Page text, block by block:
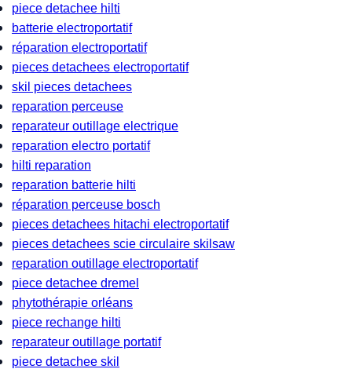
piece detachee hilti
batterie electroportatif
réparation electroportatif
pieces detachees electroportatif
skil pieces detachees
reparation perceuse
reparateur outillage electrique
reparation electro portatif
hilti reparation
reparation batterie hilti
réparation perceuse bosch
pieces detachees hitachi electroportatif
pieces detachees scie circulaire skilsaw
reparation outillage electroportatif
piece detachee dremel
phytothérapie orléans
piece rechange hilti
reparateur outillage portatif
piece detachee skil